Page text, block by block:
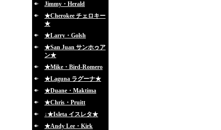
Jimmy・Herald
★Cherokee チェロキー
★
★Larry・Golsh
★San Juan サンホゥア
ン★
★Mike・Bird-Romero
★Laguna ラグーナ★
★Duane・Maktima
★Chris・Pruitt
↓★Isleta イスレタ★
★Andy Lee・Kirk